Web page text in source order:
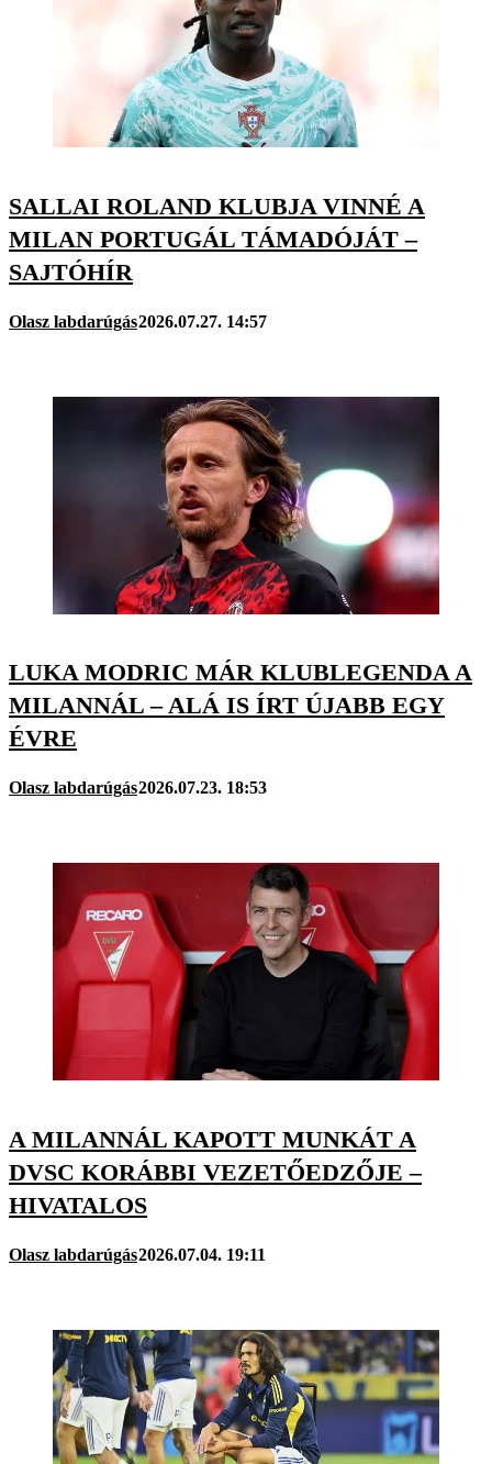
SALLAI ROLAND KLUBJA VINNÉ A
MILAN PORTUGÁL TÁMADÓJÁT –
SAJTÓHÍR
Olasz labdarúgás2026.07.27. 14:57
LUKA MODRIC MÁR KLUBLEGENDA A
MILANNÁL – ALÁ IS ÍRT ÚJABB EGY
ÉVRE
Olasz labdarúgás2026.07.23. 18:53
A MILANNÁL KAPOTT MUNKÁT A
DVSC KORÁBBI VEZETŐEDZŐJE –
HIVATALOS
Olasz labdarúgás2026.07.04. 19:11